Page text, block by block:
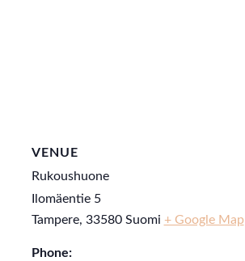
VENUE
Rukoushuone
Ilomäentie 5
Tampere, 33580 Suomi + Google Map
Phone: